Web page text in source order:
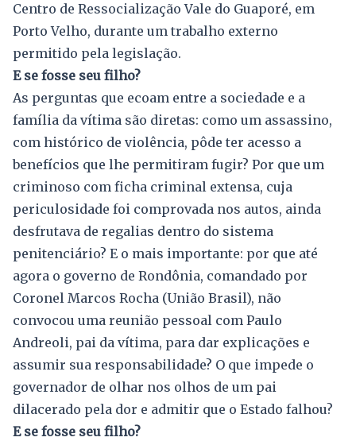
Centro de Ressocialização Vale do Guaporé, em
Porto Velho, durante um trabalho externo
permitido pela legislação.
E se fosse seu filho?
As perguntas que ecoam entre a sociedade e a
família da vítima são diretas: como um assassino,
com histórico de violência, pôde ter acesso a
benefícios que lhe permitiram fugir? Por que um
criminoso com ficha criminal extensa, cuja
periculosidade foi comprovada nos autos, ainda
desfrutava de regalias dentro do sistema
penitenciário? E o mais importante: por que até
agora o governo de Rondônia, comandado por
Coronel Marcos Rocha (União Brasil), não
convocou uma reunião pessoal com Paulo
Andreoli, pai da vítima, para dar explicações e
assumir sua responsabilidade? O que impede o
governador de olhar nos olhos de um pai
dilacerado pela dor e admitir que o Estado falhou?
E se fosse seu filho?